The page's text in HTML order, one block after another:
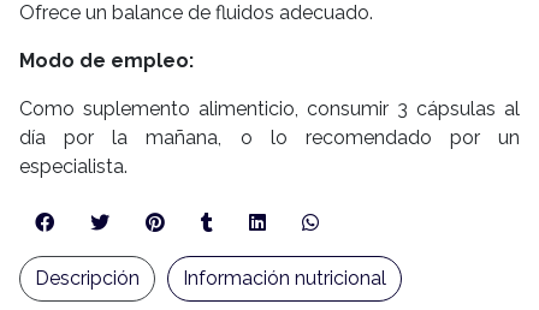
Ofrece un balance de fluidos adecuado.
Modo de empleo:
Como suplemento alimenticio, consumir 3 cápsulas al
día por la mañana, o lo recomendado por un
especialista.
Descripción Información nutricional